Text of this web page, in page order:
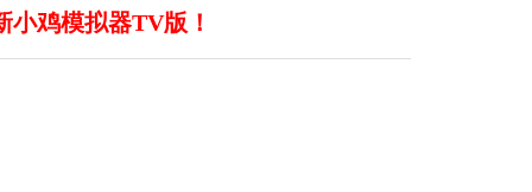
小鸡模拟器TV版！